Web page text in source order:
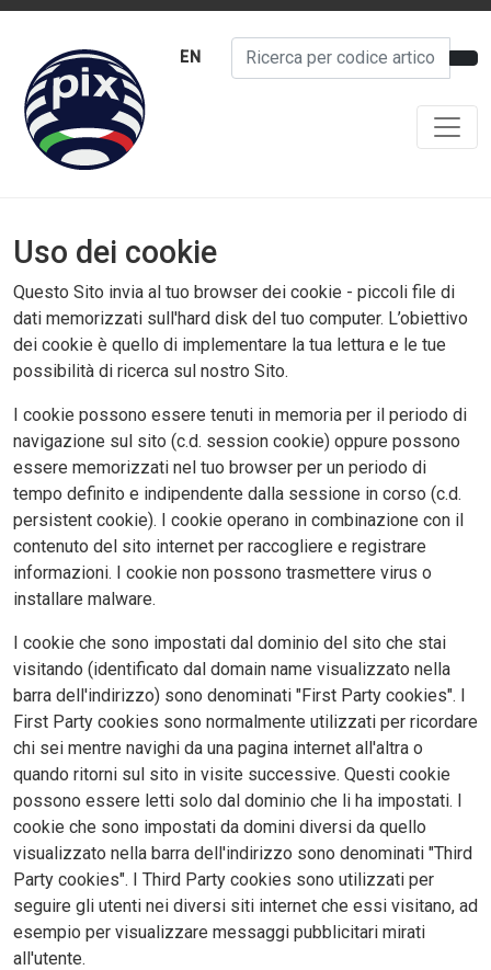
EN
Uso dei cookie
Questo Sito invia al tuo browser dei cookie - piccoli file di
dati memorizzati sull'hard disk del tuo computer. L’obiettivo
dei cookie è quello di implementare la tua lettura e le tue
possibilità di ricerca sul nostro Sito.
I cookie possono essere tenuti in memoria per il periodo di
navigazione sul sito (c.d. session cookie) oppure possono
essere memorizzati nel tuo browser per un periodo di
tempo definito e indipendente dalla sessione in corso (c.d.
persistent cookie). I cookie operano in combinazione con il
contenuto del sito internet per raccogliere e registrare
informazioni. I cookie non possono trasmettere virus o
installare malware.
I cookie che sono impostati dal dominio del sito che stai
visitando (identificato dal domain name visualizzato nella
barra dell'indirizzo) sono denominati "First Party cookies". I
First Party cookies sono normalmente utilizzati per ricordare
chi sei mentre navighi da una pagina internet all'altra o
quando ritorni sul sito in visite successive. Questi cookie
possono essere letti solo dal dominio che li ha impostati. I
cookie che sono impostati da domini diversi da quello
visualizzato nella barra dell'indirizzo sono denominati "Third
Party cookies". I Third Party cookies sono utilizzati per
seguire gli utenti nei diversi siti internet che essi visitano, ad
esempio per visualizzare messaggi pubblicitari mirati
all'utente.